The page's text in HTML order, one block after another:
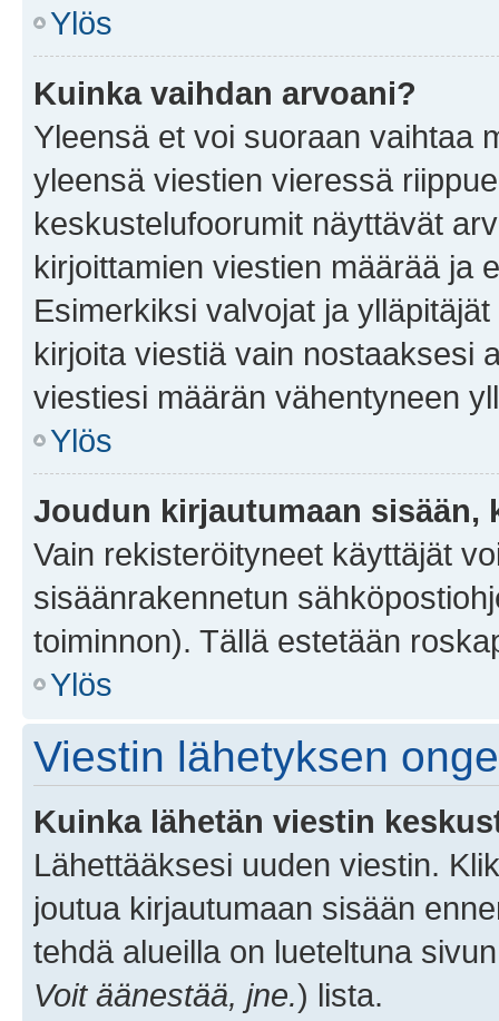
Ylös
Kuinka vaihdan arvoani?
Yleensä et voi suoraan vaihtaa
yleensä viestien vieressä
keskustelufoorumit näyttävät
kirjoittamien viestien määrää ja
Esimerkiksi valvojat ja
kirjoita viestiä vain nostaaksesi
viestiesi määrän vähentyneen
Ylös
Joudun kirjautumaan sisään,
Vain rekisteröityneet käyttäjät
sisäänrakennetun
toiminnon). Tällä estetään
Ylös
Viestin lähetyksen
Kuinka lähetän viestin
Lähettääksesi uuden viestin.
joutua kirjautumaan sisään
tehdä alueilla on lueteltuna
Voit äänestää, jne.) lista.